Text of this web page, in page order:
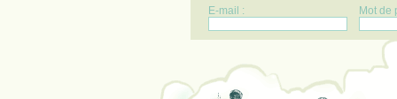
E-mail : Mot de